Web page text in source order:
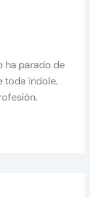
ha parado de
toda índole.